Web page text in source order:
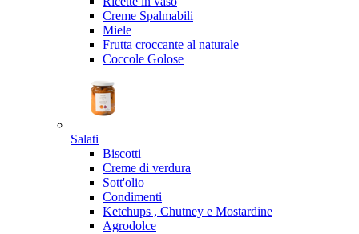
Creme Spalmabili
Miele
Frutta croccante al naturale
Coccole Golose
Salati
Biscotti
Creme di verdura
Sott'olio
Condimenti
Ketchups , Chutney e Mostardine
Agrodolce